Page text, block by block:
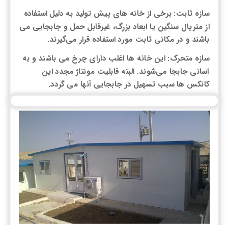
سازه ثابت: برخی از خانه های پیش تولید به دلیل استفاده
از متریال سنگین یا ابعاد بزرگ، غیرقابل حمل و جابجایی می
باشند و در مکانی ثابت مورد استفاده قرار می‌گیرند.
سازه متحرک: این خانه ها اغلب دارای چرخ می باشند و به
آسانی جابجا می‌شوند. البته قابلیت مونتاژ مجدد این
کانکس ها سبب تسهیل در جابجایی آنها می گردد.